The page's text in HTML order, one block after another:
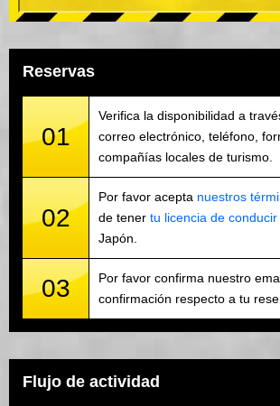
Reservas
01
Verifica la disponibilidad a
correo electrónico, teléfono,
compañías locales de turismo.
02
Por favor acepta nuestros
de tener tu licencia de
Japón.
03
Por favor confirma nuestro
confirmación respecto a tu
Flujo de actividad